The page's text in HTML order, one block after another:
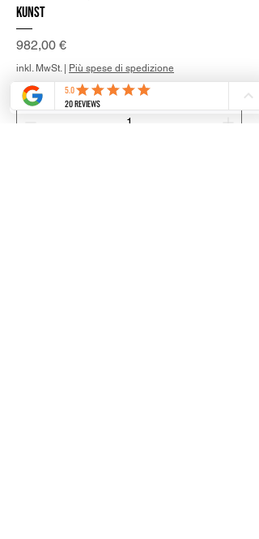
Kunst
Preis
982,00 €
inkl. MwSt. | Più spese di spedizione